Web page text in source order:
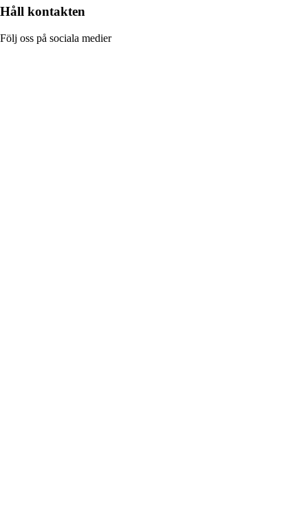
Håll kontakten
Följ oss på sociala medier